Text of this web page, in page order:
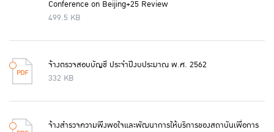
Conference on Beijing+25 Review
499.5 KB
จ้างตรวจสอบบัญชี ประจำปีงบประมาณ พ.ศ. 2562
332 KB
จ้างสำรวจความพึงพอใจและพัฒนาการให้บริการของสถาบันเพื่อการ